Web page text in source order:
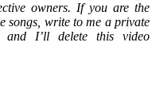
owners. If you are the
songs, write to me a private
and I’ll delete this video